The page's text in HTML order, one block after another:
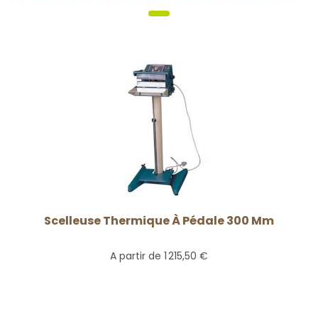
Scelleuse Thermique À Pédale 300 Mm
A partir de 1 215,50 €